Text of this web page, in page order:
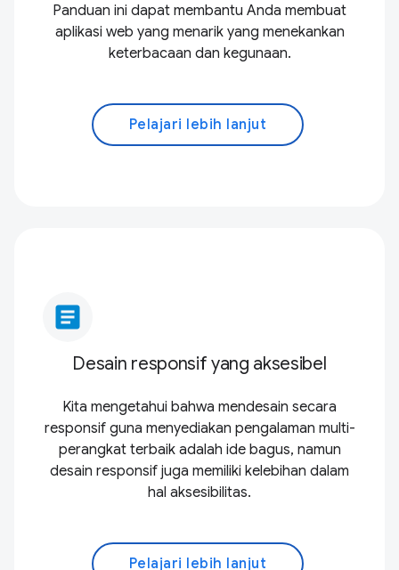
Panduan ini dapat membantu Anda membuat
aplikasi web yang menarik yang menekankan
keterbacaan dan kegunaan.
Pelajari lebih lanjut
article
Desain responsif yang aksesibel
Kita mengetahui bahwa mendesain secara
responsif guna menyediakan pengalaman multi-
perangkat terbaik adalah ide bagus, namun
desain responsif juga memiliki kelebihan dalam
hal aksesibilitas.
Pelajari lebih lanjut